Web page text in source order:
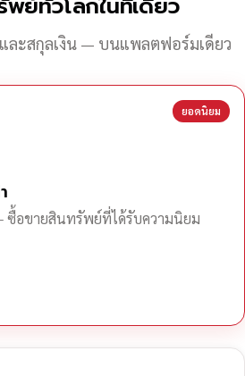
ละสกุลเงิน — บนแพลตฟอร์มเดียว
ยอดนิยม
— ซื้อขายสินทรัพย์ที่ได้รับความนิยม